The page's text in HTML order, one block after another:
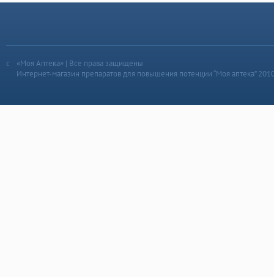
«Моя Аптека» | Все права защищены
Интернет-магазин препаратов для повышения потенции “Моя аптека”